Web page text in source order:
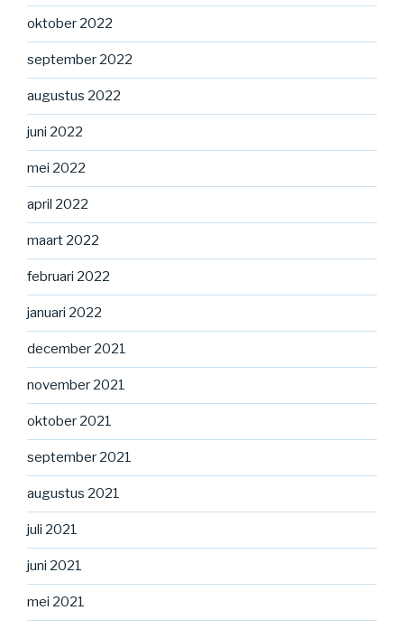
oktober 2022
september 2022
augustus 2022
juni 2022
mei 2022
april 2022
maart 2022
februari 2022
januari 2022
december 2021
november 2021
oktober 2021
september 2021
augustus 2021
juli 2021
juni 2021
mei 2021